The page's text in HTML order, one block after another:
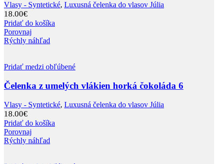
Vlasy - Syntetické, Luxusná čelenka do vlasov Júlia
18.00€
Pridať do košíka
Porovnaj
Rýchly náhľad
Pridať medzi obľúbené
Čelenka z umelých vlákien horká čokoláda 6
Vlasy - Syntetické, Luxusná čelenka do vlasov Júlia
18.00€
Pridať do košíka
Porovnaj
Rýchly náhľad